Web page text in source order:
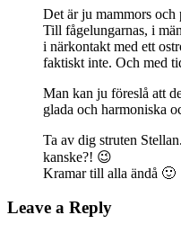
Det är ju mammors och
Till fågelungarnas, i
i närkontakt med ett
faktiskt inte. Och med
Man kan ju föreslå att
glada och harmoniska
Ta av dig struten
kanske?! 😉
Kramar till alla ändå 🙂
Leave a Reply